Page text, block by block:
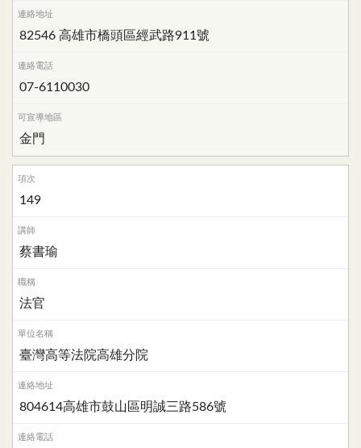
82546 高雄市橋頭區經武路911號
07-6110030
金門
149
蔡書瑜
法官
臺灣高等法院高雄分院
804614高雄市鼓山區明誠三路586號